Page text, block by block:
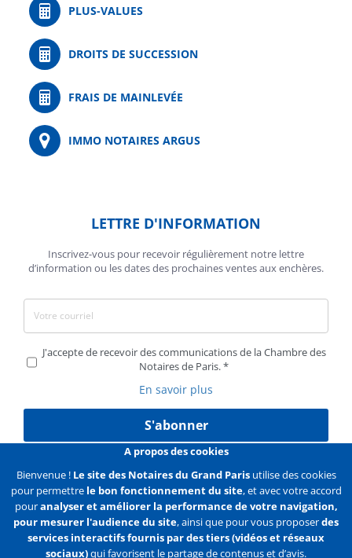
PLUS-VALUES
DROITS DE SUCCESSION
FRAIS DE MAINLEVÉE
IMMO NOTAIRES ARGUS
LETTRE D'INFORMATION
Inscrivez-vous pour recevoir régulièrement notre lettre
d’information ou les dates des prochaines ventes aux enchères.
J'accepte de recevoir des communications de la Chambre des
Notaires de Paris.
En savoir plus
S'abonner
Liens Mentions légales Données personnelles
Politique des cookies Configurer les cookies
A propos des cookies
Bienvenue ! Le site des Notaires du Grand Parisutilise des cookies
pour permettre le bon fonctionnement du site, et avec votre accord
pouranalyser et améliorer la performance de votre navigation,
pour mesurer l'audience du site, ainsi que pour vous proposerdes
services interactifs fournis par des tiers (vidéos et réseaux
sociaux)qui favorisent le partage de contenus et d’avis.